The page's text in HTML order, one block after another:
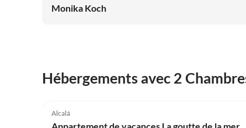
Monika Koch
Hébergements avec 2
Alcalá
Appartement de vacances La goutte de la mer